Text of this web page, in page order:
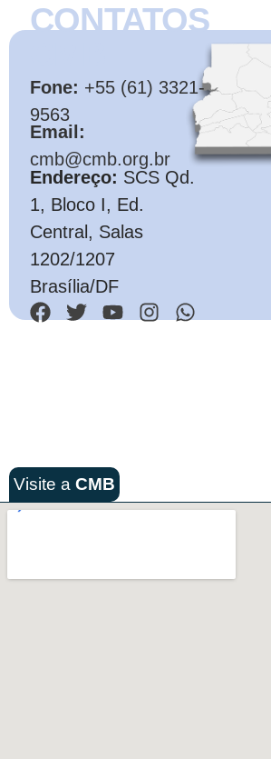
CONTATOS
Fone: +55 (61) 3321-
9563
Email:
cmb@cmb.org.br
Endereço: SCS Qd.
1, Bloco I, Ed.
Central, Salas
1202/1207
Brasília/DF
Visite a CMB